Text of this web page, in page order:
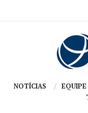
NOTÍCIAS EQUIPE